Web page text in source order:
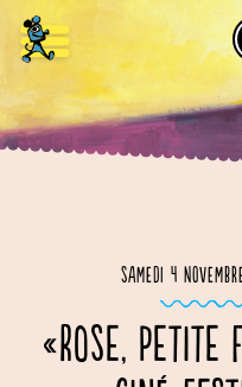
Samedi 4
«ROSE, PETITE